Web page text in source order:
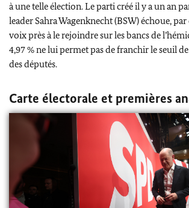
à une telle élection. Le parti créé il y a un an
leader Sahra Wagenknecht(BSW) échoue,
voix près à le rejoindre sur les bancs de
4,97 % ne lui permet pas de franchir le seuil
des députés.
Carte électorale et premières